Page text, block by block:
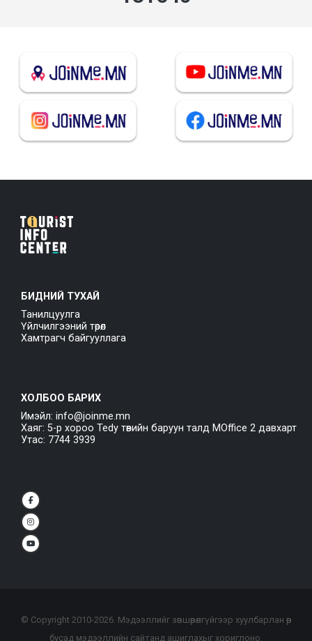
БИДНИЙ ТУХАЙ
Танилцуулга
Үйлчилгээний төрөл
Хамтрагч байгууллага
ХОЛБОО БАРИХ
Имэйл: info@joinme.mn
Хаяг: 5-р хороо Tedy төвийн баруун талд MOffice 2 давхарт
Утас: 7744 3939
© Copyright 2010-2026. Мэдээллийг зөвшөөрөлгүйгээр хуулбарлан өөр
бусад мэдээллийн сайтанд ашиглахыг хориглоно.